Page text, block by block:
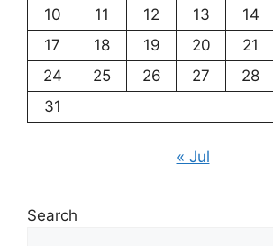
10
11 12 13 14
17
18 19 20 21
24
25 26 27 28
31
« Jul
Search